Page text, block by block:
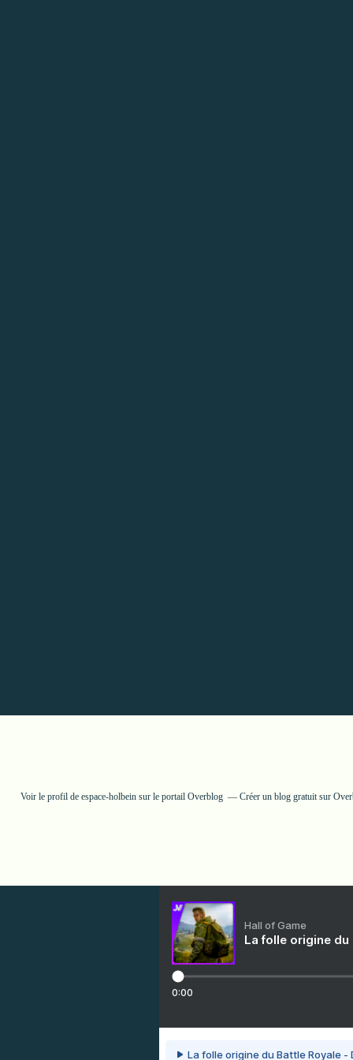
Voir le profil de espace-holbeinsur le portail Overblog Créer un blog gratuit sur
Hall of Game
La folle origine
0:00
La folle origine du Battle Royale -